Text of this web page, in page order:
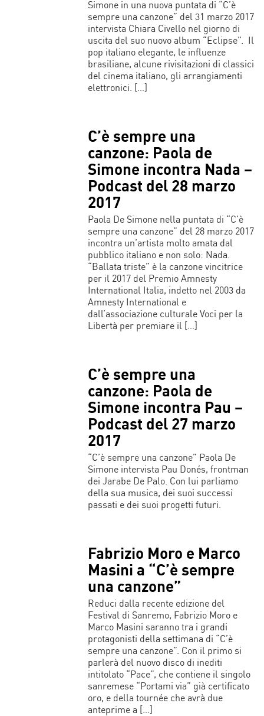
Simone in una nuova puntata di “C’è
sempre una canzone” del 31 marzo 2017
intervista Chiara Civello nel giorno di
uscita del suo nuovo album “Eclipse”. Il
pop italiano elegante, le influenze
brasiliane, alcune rivisitazioni di classici
del cinema italiano, gli arrangiamenti
elettronici. […]
C’è sempre una
canzone: Paola de
Simone incontra Nada –
Podcast del 28 marzo
2017
Paola De Simone nella puntata di “C’è
sempre una canzone” del 28 marzo 2017
incontra un’artista molto amata dal
pubblico italiano e non solo: Nada.
“Ballata triste” è la canzone vincitrice
per il 2017 del Premio Amnesty
International Italia, indetto nel 2003 da
Amnesty International e
dall’associazione culturale Voci per la
Libertà per premiare il […]
C’è sempre una
canzone: Paola de
Simone incontra Pau –
Podcast del 27 marzo
2017
“C’è sempre una canzone” Paola De
Simone intervista Pau Donés, frontman
dei Jarabe De Palo. Con lui parliamo
della sua musica, dei suoi successi
passati e dei suoi progetti futuri.
Fabrizio Moro e Marco
Masini a “C’è sempre
una canzone”
Reduci dalla recente edizione del
Festival di Sanremo, Fabrizio Moro e
Marco Masini saranno tra i grandi
protagonisti della settimana di “C’è
sempre una canzone”. Con il primo si
parlerà del nuovo disco di inediti
intitolato “Pace”, che contiene il singolo
sanremese “Portami via” già certificato
oro, e della tournée che avrà due
anteprime a […]